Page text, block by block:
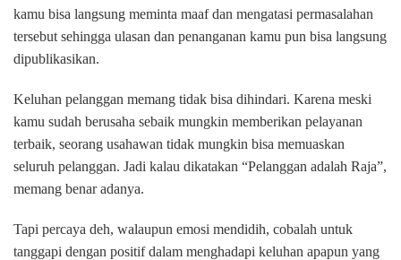
kamu bisa langsung meminta maaf dan mengatasi permasalahan
tersebut sehingga ulasan dan penanganan kamu pun bisa langsung
dipublikasikan.
Keluhan pelanggan memang tidak bisa dihindari. Karena meski
kamu sudah berusaha sebaik mungkin memberikan pelayanan
terbaik, seorang usahawan tidak mungkin bisa memuaskan
seluruh pelanggan. Jadi kalau dikatakan “Pelanggan adalah Raja”,
memang benar adanya.
Tapi percaya deh, walaupun emosi mendidih, cobalah untuk
tanggapi dengan positif dalam menghadapi keluhan apapun yang